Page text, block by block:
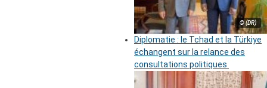
© (DR)
Diplomatie : le Tchad et la Türkiye
échangent sur la relance des
consultations politiques